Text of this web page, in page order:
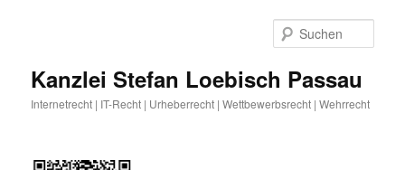
Kanzlei Stefan Loebisch Passau
Internetrecht | IT-Recht | Urheberrecht | Wettbewerbsrecht | Wehrrecht